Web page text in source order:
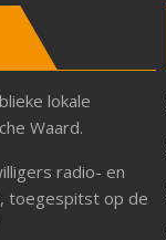
lokale
Waard.
radio- en
toegespitst op de